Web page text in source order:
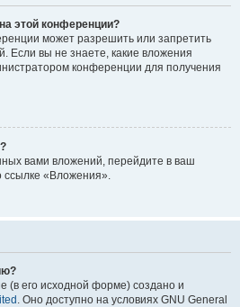
этой конференции?
может разрешить или запретить
Если вы не знаете, какие вложения
конференции для получения
вами вложений, перейдите в ваш
ссылке «Вложения».
(в его исходной форме) создано и
. Оно доступно на условиях GNU General